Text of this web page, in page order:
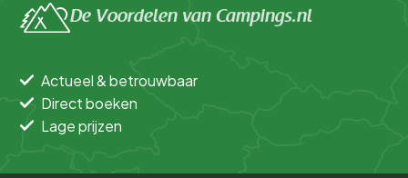
De Voordelen van Campings.nl
Actueel & betrouwbaar
Direct boeken
Lage prijzen